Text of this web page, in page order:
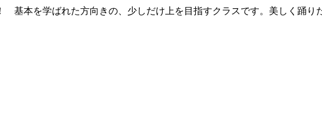
基本を学ばれた方向きの、少しだけ上を目指すクラスです。美しく踊り